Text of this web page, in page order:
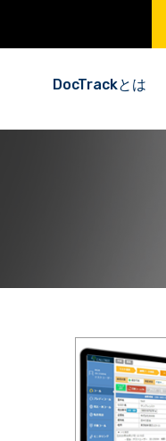
DocTrackとは